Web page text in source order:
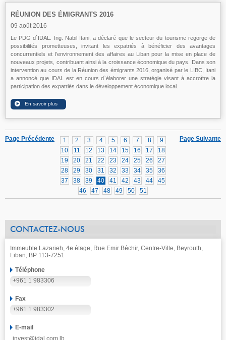
RÉUNION DES ÉMIGRANTS 2016
09 août 2016
Le PDG d`IDAL. Ing. Nabil Itani, a déclaré que le secteur du tourisme regorge de
possibilités prometteuses, invitant les expatriés à bénéficier des avantages
concurrentiels et l'environnement des affaires au Liban pour la mise en place de
nouveaux projets, contribuant ainsi à la croissance économique du pays. Dans son
intervention au cours de la Réunion des émigrants 2016, organisé par le LIBC, Itani
a annoncé que IDAL est en cours d`élaborer une stratégie visant à accroître la
participation des expatriés dans le développement économique local.
Page Suivante
1 2 3 4 5 6 7 8
9
10
11 12 13 14 15 16 17
18
19
20 21 22 23 24 25 26
27
28
29 30 31 32 33 34 35
36
37
38 39 40 41 42 43 44
45
46
47 48 49 50 51
Page Précédente
CONTACTEZ-NOUS
Immeuble Lazarieh, 4e étage, Rue Emir Béchir, Centre-Ville, Beyrouth,
Liban, BP 113-7251
Téléphone
+961 1 983306
Fax
+961 1 983302
E-mail
invest@idal.com.lb